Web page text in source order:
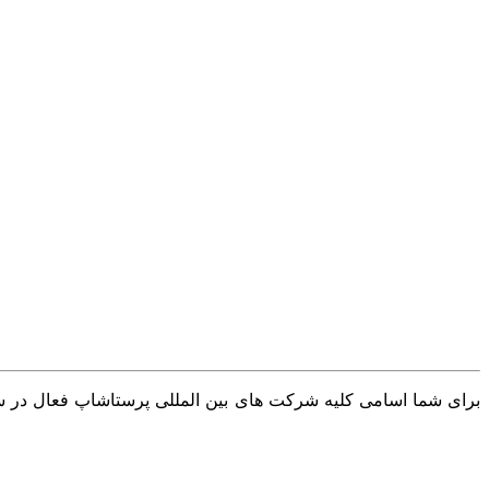
برای شما اسامی کلیه شرکت های بین المللی پرستاشاپ فعال در